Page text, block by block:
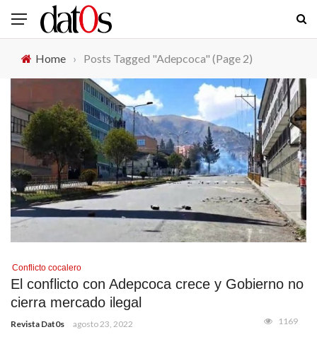
Home › Posts Tagged "Adepcoca" (Page 2)
Conflicto cocalero
El conflicto con Adepcoca crece y Gobierno no
cierra mercado ilegal
Revista Dat0s agosto 23, 2022 1169